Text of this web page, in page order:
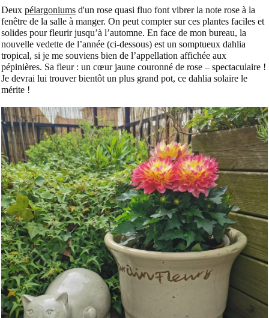
Deux pélargoniums d'un rose quasi fluo font vibrer la note rose à la
fenêtre de la salle à manger. On peut compter sur ces plantes faciles et
solides pour fleurir jusqu’à l’automne. En face de mon bureau, la
nouvelle vedette de l’année (ci-dessous) est un somptueux dahlia
tropical, si je me souviens bien de l’appellation affichée aux
pépinières. Sa fleur : un cœur jaune couronné de rose – spectaculaire !
Je devrai lui trouver bientôt un plus grand pot, ce dahlia solaire le
mérite !